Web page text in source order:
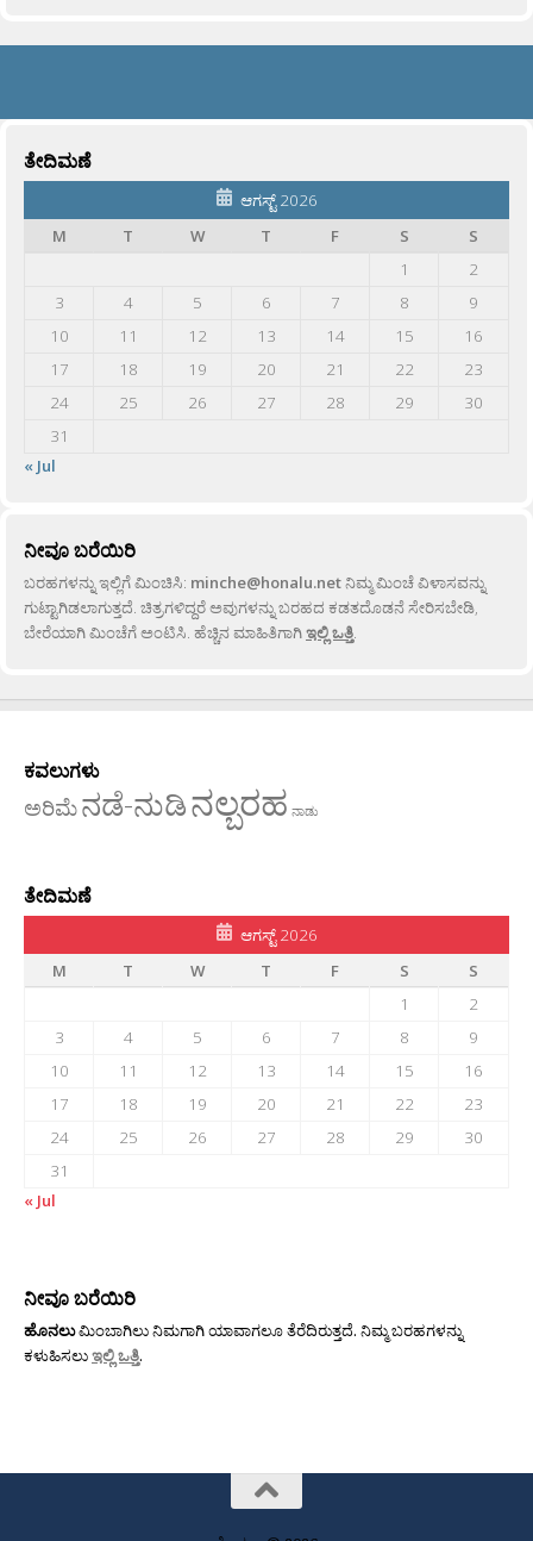
ತೇದಿಮಣೆ
ಆಗಸ್ಟ್ 2026
M
T W T F S
S
1
2
3
4 5 6 7 8
9
10
11 12 13 14 15
16
17
18 19 20 21 22
23
24
25 26 27 28 29
30
31
« Jul
ನೀವೂ ಬರೆಯಿರಿ
ಬರಹಗಳನ್ನು ಇಲ್ಲಿಗೆ ಮಿಂಚಿಸಿ: minche@honalu.netನಿಮ್ಮ ಮಿಂಚೆ ವಿಳಾಸವನ್ನು
ಗುಟ್ಟಾಗಿಡಲಾಗುತ್ತದೆ. ಚಿತ್ರಗಳಿದ್ದರೆ ಅವುಗಳನ್ನು ಬರಹದ ಕಡತದೊಡನೆ ಸೇರಿಸಬೇಡಿ,
ಬೇರೆಯಾಗಿ ಮಿಂಚೆಗೆ ಅಂಟಿಸಿ. ಹೆಚ್ಚಿನ ಮಾಹಿತಿಗಾಗಿಇಲ್ಲಿ ಒತ್ತಿ.
ಕವಲುಗಳು
ಅರಿಮೆನಡೆ-ನುಡಿನಲ್ಬರಹ ನಾಡು
ತೇದಿಮಣೆ
ಆಗಸ್ಟ್ 2026
M
T W T F S
S
1
2
3
4 5 6 7 8
9
10
11 12 13 14 15
16
17
18 19 20 21 22
23
24
25 26 27 28 29
30
31
« Jul
ನೀವೂ ಬರೆಯಿರಿ
ಹೊನಲುಮಿಂಬಾಗಿಲು ನಿಮಗಾಗಿ ಯಾವಾಗಲೂ ತೆರೆದಿರುತ್ತದೆ. ನಿಮ್ಮ ಬರಹಗಳನ್ನು
ಕಳುಹಿಸಲುಇಲ್ಲಿ ಒತ್ತಿ.